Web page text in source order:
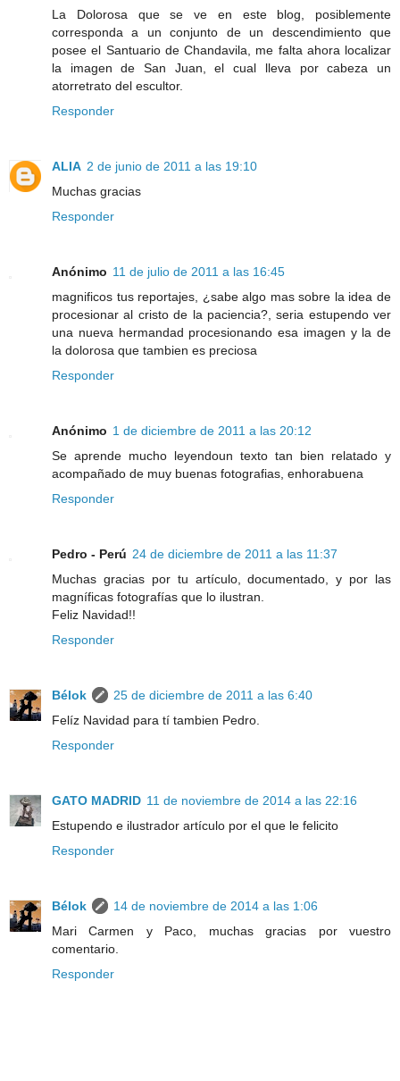
La Dolorosa que se ve en este blog, posiblemente
corresponda a un conjunto de un descendimiento que
posee el Santuario de Chandavila, me falta ahora localizar
la imagen de San Juan, el cual lleva por cabeza un
atorretrato del escultor.
Responder
ALIA 2 de junio de 2011 a las 19:10
Muchas gracias
Responder
Anónimo 11 de julio de 2011 a las 16:45
magnificos tus reportajes, ¿sabe algo mas sobre la idea de
procesionar al cristo de la paciencia?, seria estupendo ver
una nueva hermandad procesionando esa imagen y la de
la dolorosa que tambien es preciosa
Responder
Anónimo 1 de diciembre de 2011 a las 20:12
Se aprende mucho leyendoun texto tan bien relatado y
acompañado de muy buenas fotografias, enhorabuena
Responder
Pedro - Perú 24 de diciembre de 2011 a las 11:37
Muchas gracias por tu artículo, documentado, y por las
magníficas fotografías que lo ilustran.
Feliz Navidad!!
Responder
Bélok
25 de diciembre de 2011 a las 6:40
Felíz Navidad para tí tambien Pedro.
Responder
GATO MADRID 11 de noviembre de 2014 a las 22:16
Estupendo e ilustrador artículo por el que le felicito
Responder
Bélok
14 de noviembre de 2014 a las 1:06
Mari Carmen y Paco, muchas gracias por vuestro
comentario.
Responder